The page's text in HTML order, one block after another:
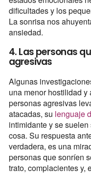
dificultades y los
La sonrisa nos
ansiedad.
4. Las personas
agresivas
Algunas
una menor hostilidad
personas agresivas
atacadas, su lenguaje
intimidante y se
cosa. Su respuesta
verdadera, es una
personas que sonríen
trato, complacientes y,